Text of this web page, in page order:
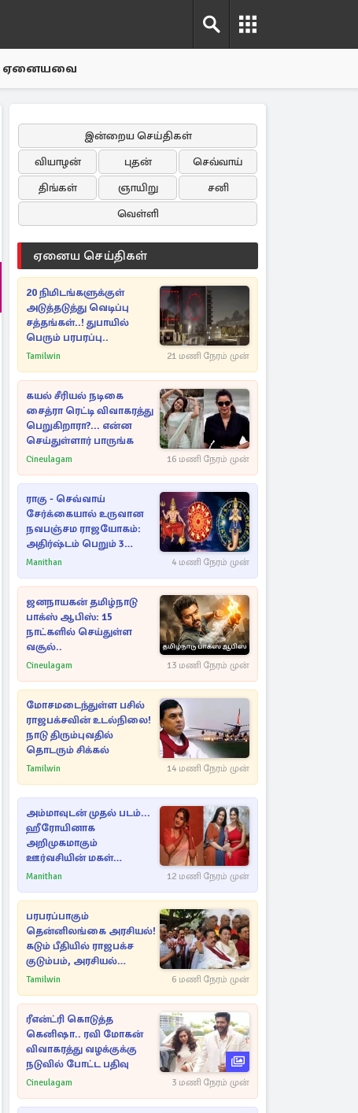
ஏனையவை
இன்றைய செய்திகள்
வியாழன்
புதன்
செவ்வாய்
திங்கள்
ஞாயிறு
சனி
வெள்ளி
ஏனைய செய்திகள்
20 நிமிடங்களுக்குள்
அடுத்தடுத்து வெடிப்பு
சத்தங்கள்..! துபாயில்
பெரும் பரபரப்பு..
Tamilwin 21 மணி நேரம் முன்
கயல் சீரியல் நடிகை
சைத்ரா ரெட்டி விவாகரத்து
பெறுகிறாரா?... என்ன
செய்துள்ளார் பாருங்க
Cineulagam 16 மணி நேரம் முன்
ராகு - செவ்வாய்
சேர்க்கையால் உருவான
நவபஞ்சம ராஜயோகம்:
அதிர்ஷ்டம் பெறும் 3
ராசிகள்!
Manithan 4 மணி நேரம் முன்
ஜனநாயகன் தமிழ்நாடு
பாக்ஸ் ஆபிஸ்: 15
நாட்களில் செய்துள்ள
வசூல்..
Cineulagam 13 மணி நேரம் முன்
மோசமடைந்துள்ள பசில்
ராஜபக்சவின் உடல்நிலை!
நாடு திரும்புவதில்
தொடரும் சிக்கல்
Tamilwin 14 மணி நேரம் முன்
அம்மாவுடன் முதல் படம்...
ஹீரோயினாக
அறிமுகமாகும்
ஊர்வசியின் மகள்
தேஜலட்சுமி!
Manithan 12 மணி நேரம் முன்
பரபரப்பாகும்
தென்னிலங்கை அரசியல்!
கடும் பீதியில் ராஜபக்ச
குடும்பம், அரசியல்
நட்புகள்
Tamilwin 6 மணி நேரம் முன்
ரீஎன்ட்ரி கொடுத்த
கெனிஷா.. ரவி மோகன்
விவாகரத்து வழக்குக்கு
நடுவில் போட்ட பதிவு
Cineulagam 3 மணி நேரம் முன்